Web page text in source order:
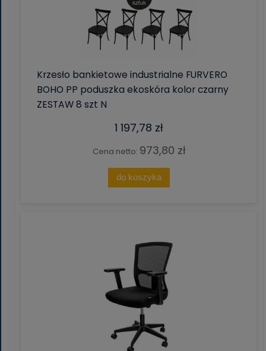
Krzesło bankietowe industrialne FURVERO
BOHO PP poduszka ekoskóra kolor czarny
ZESTAW 8 szt N
1 197,78 zł
Cena netto: 973,80 zł
do koszyka